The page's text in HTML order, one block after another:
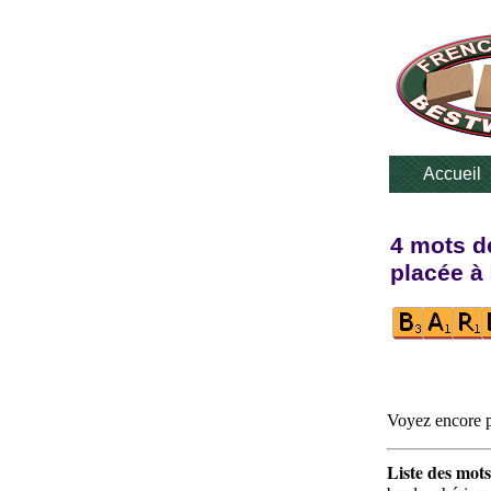
Accueil
4 mots
placée à
Voyez encore
Liste des